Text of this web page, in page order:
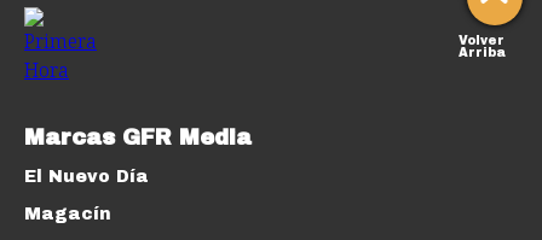
Volver
Arriba
Marcas GFR Media
El Nuevo Día
Magacín